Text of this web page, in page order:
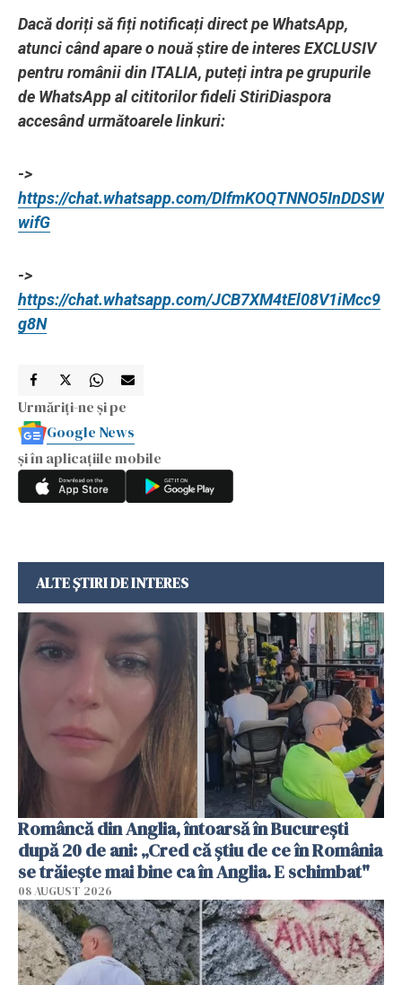
Dacă doriți să fiți notificați direct pe WhatsApp,
atunci când apare o nouă știre de interes EXCLUSIV
pentru românii din ITALIA, puteți intra pe grupurile
de WhatsApp al cititorilor fideli StiriDiaspora
accesând următoarele linkuri:
->
https://chat.whatsapp.com/DIfmKOQTNNO5InDDSW
wifG
->
https://chat.whatsapp.com/JCB7XM4tEl08V1iMcc9
g8N
Urmăriți-ne și pe
Google News
și în aplicațiile mobile
ALTE ȘTIRI DE INTERES
Româncă din Anglia, întoarsă în București
după 20 de ani: „Cred că știu de ce în România
se trăiește mai bine ca în Anglia. E schimbat"
08 AUGUST 2026